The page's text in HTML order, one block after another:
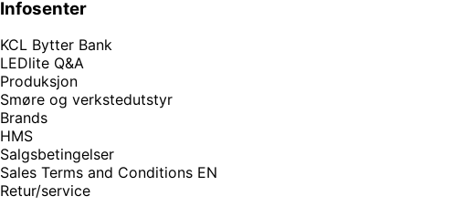
Infosenter
KCL Bytter Bank
LEDlite Q&A
Produksjon
Smøre og verkstedutstyr
Brands
HMS
Salgsbetingelser
Sales Terms and Conditions EN
Retur/service